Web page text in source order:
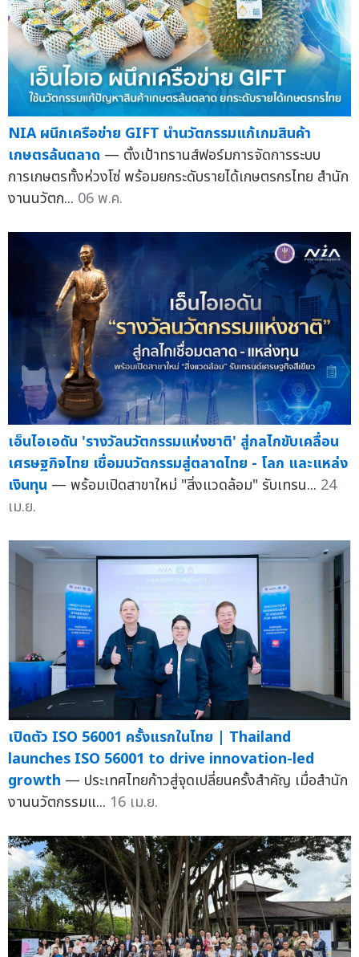
NIA ผนึกเครือข่าย GIFT นำนวัตกรรมแก้เกมสินค้า
เกษตรล้นตลาด — ตั้งเป้าทรานส์ฟอร์มการจัดการระบบ
การเกษตรทั้งห่วงโซ่ พร้อมยกระดับรายได้เกษตรกรไทย สำนัก
งานนวัตก... 06 พ.ค.
เอ็นไอเอดัน 'รางวัลนวัตกรรมแห่งชาติ' สู่กลไกขับเคลื่อน
เศรษฐกิจไทย เชื่อมนวัตกรรมสู่ตลาดไทย - โลก และแหล่ง
เงินทุน — พร้อมเปิดสาขาใหม่ "สิ่งแวดล้อม" รับเทรน... 24
เม.ย.
เปิดตัว ISO 56001 ครั้งแรกในไทย | Thailand
launches ISO 56001 to drive innovation-led
growth — ประเทศไทยก้าวสู่จุดเปลี่ยนครั้งสำคัญ เมื่อสำนัก
งานนวัตกรรมแ... 16 เม.ย.